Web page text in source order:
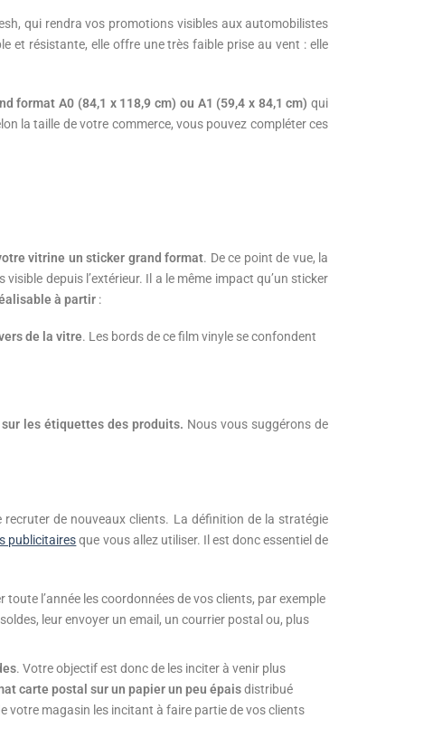
qui rendra vos promotions visibles aux automobilistes
et résistante, elle offre une très faible prise au vent : elle
format A0 (84,1 x 118,9 cm) ou A1 (59,4 x 84,1 cm)qui
la taille de votre commerce, vous pouvez compléter ces
vitrine un sticker grand format. De ce point de vue, la
depuis l’extérieur. Il a le même impact qu’un sticker
à partir:
de la vitre. Les bords de ce film vinyle se confondent
les étiquettes des produits. Nous vous suggérons de
recruter de nouveaux clients. La définition de la stratégie
publicitairesque vous allez utiliser. Il est donc essentiel de
l’année les coordonnées de vos clients, par exemple
leur envoyer un email, un courrier postal ou, plus
. Votre objectif est donc de les inciter à venir plus
carte postal sur un papier un peu épaisdistribué
votre magasin les incitant à faire partie de vos clients